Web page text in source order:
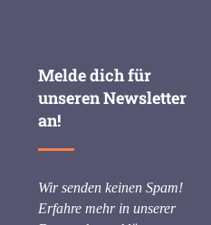
Melde dich für
unseren Newsletter
an!
Wir senden keinen Spam!
Erfahre mehr in unserer